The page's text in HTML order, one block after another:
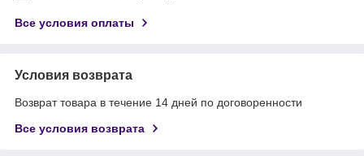
Все условия оплаты
Условия возврата
Возврат товара в течение 14 дней по договоренности
Все условия возврата